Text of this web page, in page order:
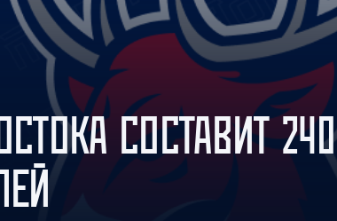
Амур
Барыс
Салават Юлаев
Сибирь
СОСТАВИТ 240